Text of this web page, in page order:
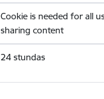
Cookie is needed for all
sharing content
24 stundas